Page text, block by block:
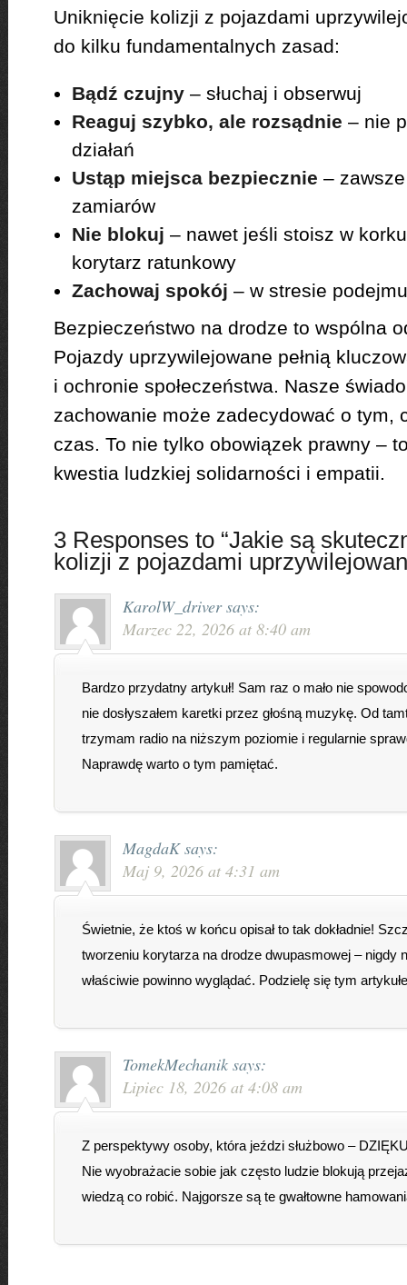
Uniknięcie kolizji z pojazdami
do kilku fundamentalnych zasad:
Bądź czujny– słuchaj i obserwuj
Reaguj szybko, ale rozsądnie – nie
działań
Ustąp miejsca bezpiecznie –
zamiarów
Nie blokuj – nawet jeśli stoisz w
korytarz ratunkowy
Zachowaj spokój – w stresie
Bezpieczeństwo na drodze to wspólna
Pojazdy uprzywilejowane pełnią
i ochronie społeczeństwa. Nasze
zachowanie może zadecydować o tym,
czas. To nie tylko obowiązek prawny –
kwestia ludzkiej solidarności i empatii.
3 Responses to “Jakie są
kolizji z pojazdami
KarolW_driver says:
Marzec 22, 2026 at 8:40 am
Bardzo przydatny artykuł! Sam raz o mało nie
nie dosłyszałem karetki przez głośną muzykę. Od
trzymam radio na niższym poziomie i regularnie
Naprawdę warto o tym pamiętać.
MagdaK says:
Maj 9, 2026 at 4:31 am
Świetnie, że ktoś w końcu opisał to tak dokładnie!
tworzeniu korytarza na drodze dwupasmowej – nigdy
właściwie powinno wyglądać. Podzielę się tym
TomekMechanik says:
Lipiec 18, 2026 at 4:08 am
Z perspektywy osoby, która jeździ służbowo –
Nie wyobrażacie sobie jak często ludzie blokują
wiedzą co robić. Najgorsze są te gwałtowne